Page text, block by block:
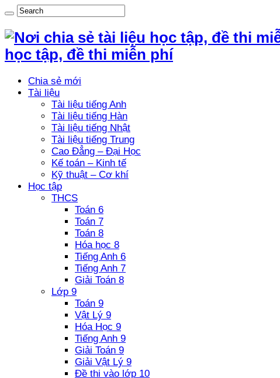
học tập, đề thi miễn phí
Chia sẻ mới
Tài liệu
Tài liệu tiếng Anh
Tài liệu tiếng Hàn
Tài liệu tiếng Nhật
Tài liệu tiếng Trung
Cao Đẳng – Đại Học
Kế toán – Kinh tế
Kỹ thuật – Cơ khí
Học tập
THCS
Toán 6
Toán 7
Toán 8
Hóa học 8
Tiếng Anh 6
Tiếng Anh 7
Giải Toán 8
Lớp 9
Toán 9
Vật Lý 9
Hóa Học 9
Tiếng Anh 9
Giải Toán 9
Giải Vật Lý 9
Đề thi vào lớp 10